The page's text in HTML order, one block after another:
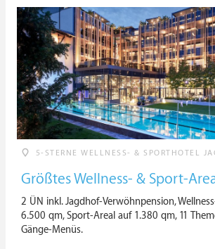
5-STERNE WELLNESS- & SPORTHOTEL
Größtes Wellness- & Sport-
2 ÜN inkl. Jagdhof-Verwöhnpension,
6.500 qm, Sport-Areal auf 1.380 qm, 11
Gänge-Menüs.